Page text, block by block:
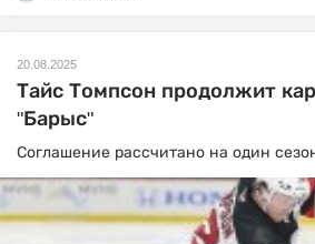
20.08.2025
Тайс Томпсон продолжит
"Барыс"
Соглашение рассчитано на один